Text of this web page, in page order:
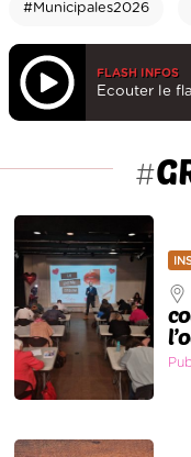
#Municipales2026
FLASH INFOS
Ecouter le
#